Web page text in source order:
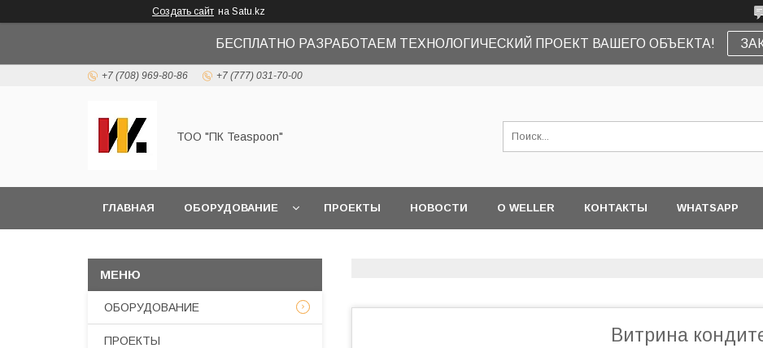
Создать сайт на Satu.kz
БЕСПЛАТНО РАЗРАБОТАЕМ ТЕХНОЛОГИЧЕСКИЙ ПРОЕКТ ВАШЕГО ОБЪЕКТА!
+7 (708) 969-80-86 +7 (777) 031-70-00
ТОО "ПК Teaspoon"
ГЛАВНАЯ ОБОРУДОВАНИЕ ПРОЕКТЫ НОВОСТИ О WELLER КОНТАКТЫ WHATSAPP
Витрина
ОБОРУДОВАНИЕ
ПРОЕКТЫ